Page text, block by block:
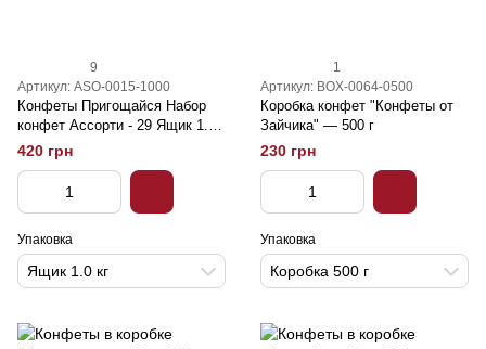
9
Артикул: ASO-0015-1000
Конфеты Пригощайся Набор
конфет Ассорти - 29 Ящик 1.0
кг
420 грн
Упаковка
Ящик 1.0 кг
1
Артикул: BOX-0064-0500
Коробка конфет "Конфеты от
Зайчика" — 500 г
230 грн
Упаковка
Коробка 500 г